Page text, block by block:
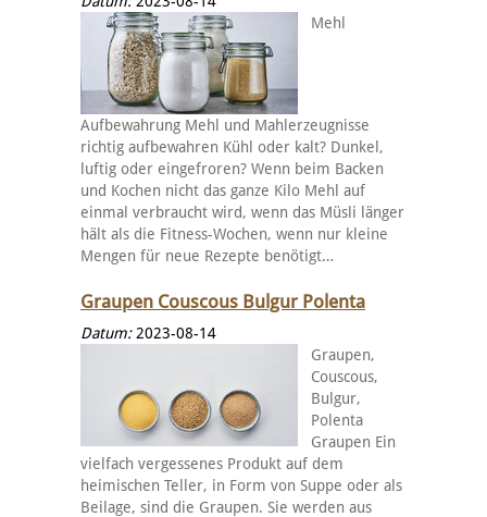
Mehl
Aufbewahrung Mehl und Mahlerzeugnisse
richtig aufbewahren Kühl oder kalt? Dunkel,
luftig oder eingefroren? Wenn beim Backen
und Kochen nicht das ganze Kilo Mehl auf
einmal verbraucht wird, wenn das Müsli länger
hält als die Fitness-Wochen, wenn nur kleine
Mengen für neue Rezepte benötigt…
Graupen Couscous Bulgur Polenta
Datum:2023-08-14
Graupen,
Couscous,
Bulgur,
Polenta
Graupen Ein
vielfach vergessenes Produkt auf dem
heimischen Teller, in Form von Suppe oder als
Beilage, sind die Graupen. Sie werden aus